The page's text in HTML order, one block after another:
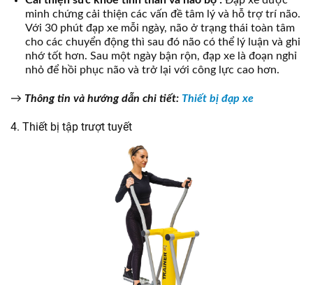
minh chứng cải thiện các vấn đề tâm lý và hỗ trợ trí não.
Với 30 phút đạp xe mỗi ngày, não ở trạng thái toàn tâm
cho các chuyển động thì sau đó não có thể lý luận và ghi
nhớ tốt hơn. Sau một ngày bận rộn, đạp xe là đoạn nghỉ
nhỏ để hồi phục não và trở lại với công lực cao hơn.
→ Thông tin và hướng dẫn chi tiết: Thiết bị đạp xe
4. Thiết bị tập trượt tuyết